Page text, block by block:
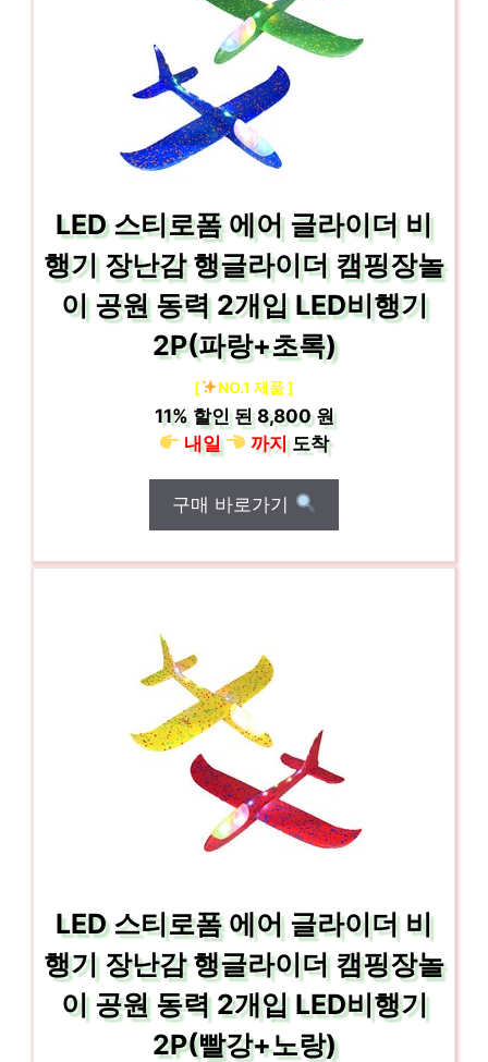
LED 스티로폼 에어 글라이더 비
행기 장난감 행글라이더 캠핑장놀
이 공원 동력 2개입 LED비행기
2P(파랑+초록)
[ NO.1 제품 ]
11%할인 된8,800 원
내일
까지도착
구매 바로가기
LED 스티로폼 에어 글라이더 비
행기 장난감 행글라이더 캠핑장놀
이 공원 동력 2개입 LED비행기
2P(빨강+노랑)